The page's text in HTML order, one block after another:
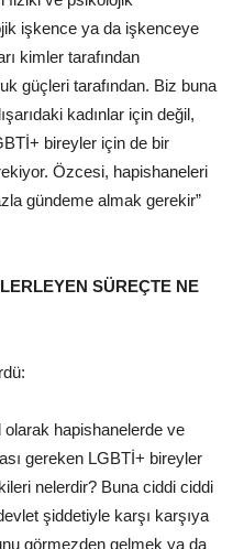
işkence ya da işkenceye
kimler tarafından
güçleri tarafından. Biz buna
kadınlar için değil,
bireyler için de bir
Özcesi, hapishaneleri
gündeme almak gerekir”
SÜREÇTE NE
hapishanelerde ve
gereken LGBTİ+ bireyler
nelerdir? Buna ciddi ciddi
şiddetiyle karşı karşıya
görmezden gelmek ya da